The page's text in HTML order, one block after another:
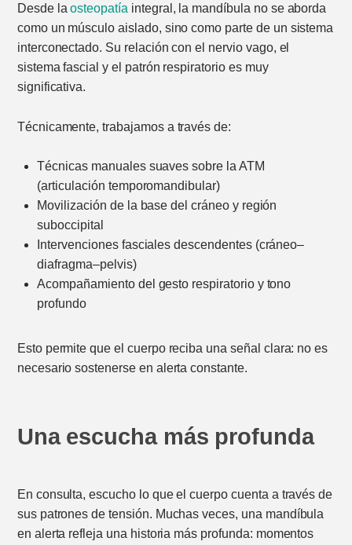
Desde laosteopatía integral, la mandíbula no se aborda
como un músculo aislado, sino como parte de un sistema
interconectado. Su relación con el nervio vago, el
sistema fascial y el patrón respiratorio es muy
significativa.
Técnicamente, trabajamos a través de:
Técnicas manuales suaves sobre la ATM
(articulación temporomandibular)
Movilización de la base del cráneo y región
suboccipital
Intervenciones fasciales descendentes (cráneo–
diafragma–pelvis)
Acompañamiento del gesto respiratorio y tono
profundo
Esto permite que el cuerpo reciba una señal clara: no es
necesario sostenerse en alerta constante.
Una escucha más profunda
En consulta, escucho lo que el cuerpo cuenta a través de
sus patrones de tensión. Muchas veces, una mandíbula
en alerta refleja una historia más profunda: momentos